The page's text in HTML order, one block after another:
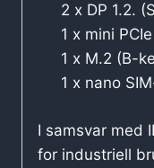
2 x DP 1.2.
1 x mini
1 x M.2 (B-
1 x nano
I samsvar med
for industriell